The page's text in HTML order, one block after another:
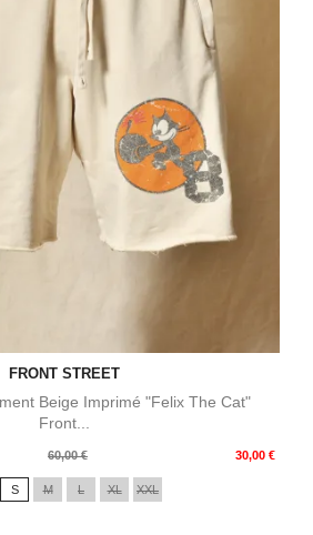
FRONT STREET
Beige Imprimé "Felix The Cat"
Front...
60,00 € 30,00 €
S M L XL XXL